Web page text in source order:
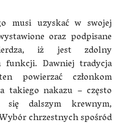
musi uzyskać w swojej
oraz podpisane
iż jest zdolny
funkcji. Dawniej tradycja
powierzać członkom
takiego nakazu – często
się dalszym krewnym,
chrzestnych spośród